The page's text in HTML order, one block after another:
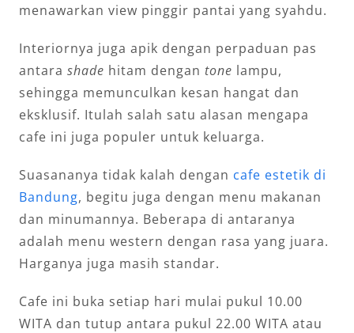
menawarkan view pinggir pantai yang syahdu.
Interiornya juga apik dengan perpaduan pas
antara shade hitam dengan tone lampu,
sehingga memunculkan kesan hangat dan
eksklusif. Itulah salah satu alasan mengapa
cafe ini juga populer untuk keluarga.
Suasananya tidak kalah dengan cafe estetik di
Bandung, begitu juga dengan menu makanan
dan minumannya. Beberapa di antaranya
adalah menu western dengan rasa yang juara.
Harganya juga masih standar.
Cafe ini buka setiap hari mulai pukul 10.00
WITA dan tutup antara pukul 22.00 WITA atau